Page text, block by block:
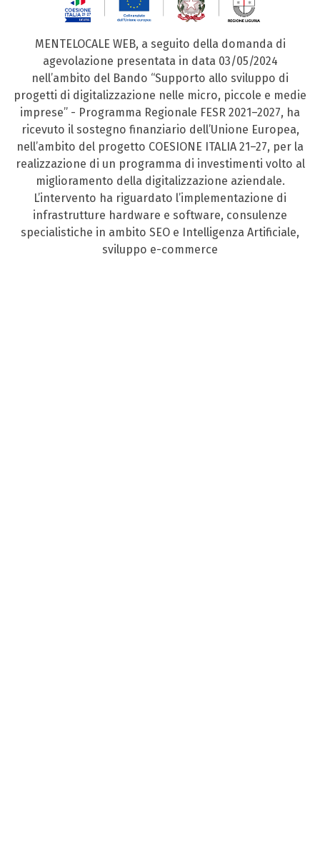
MENTELOCALE WEB, a seguito della domanda di
agevolazione presentata in data 03/05/2024
nell’ambito del Bando “Supporto allo sviluppo di
progetti di digitalizzazione nelle micro, piccole e medie
imprese” - Programma Regionale FESR 2021–2027, ha
ricevuto il sostegno finanziario dell’Unione Europea,
nell’ambito del progetto COESIONE ITALIA 21–27, per la
realizzazione di un programma di investimenti volto al
miglioramento della digitalizzazione aziendale.
L’intervento ha riguardato l’implementazione di
infrastrutture hardware e software, consulenze
specialistiche in ambito SEO e Intelligenza Artificiale,
sviluppo e-commerce